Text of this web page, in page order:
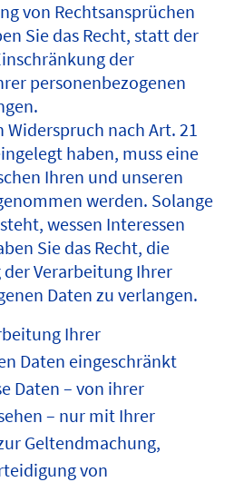
von Rechtsansprüchen
Sie das Recht, statt der
der
personenbezogenen
Widerspruch nach Art. 21
haben, muss eine
Ihren und unseren
werden. Solange
wessen Interessen
Sie das Recht, die
Verarbeitung Ihrer
Daten zu verlangen.
Ihrer
Daten eingeschränkt
Daten – von ihrer
– nur mit Ihrer
Geltendmachung,
von